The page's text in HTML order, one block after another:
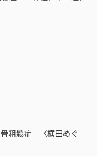
粗鬆症 〈横田めぐ